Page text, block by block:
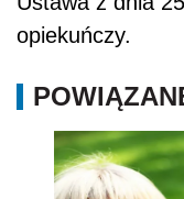
opiekuńczy.